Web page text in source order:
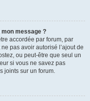
message ?
accordée par forum, par
pas avoir autorisé l’ajout de
ou peut-être que seul un
si vous ne savez pas
joints sur un forum.